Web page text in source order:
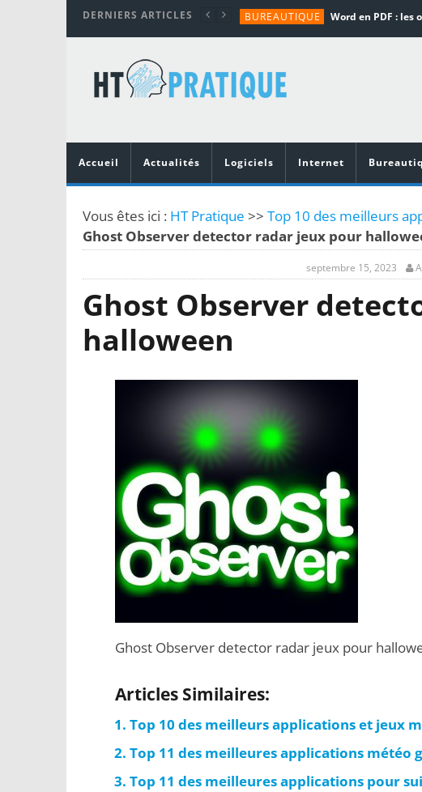
DERNIERS ARTICLES BUREAUTIQUE
TUTORIALS
MATÉRIEL
Accueil
Actualités Logiciels Internet
Vous êtes ici : HT Pratique >> Top 10 des meilleurs
Ghost Observer detector radar jeux pour
septembre 15, 2023
Ghost Observer
halloween
Ghost Observer detector radar jeux pour
Articles Similaires:
Top 10 des meilleurs applications et jeux
Top 11 des meilleures applications météo
Top 11 des meilleures applications pour